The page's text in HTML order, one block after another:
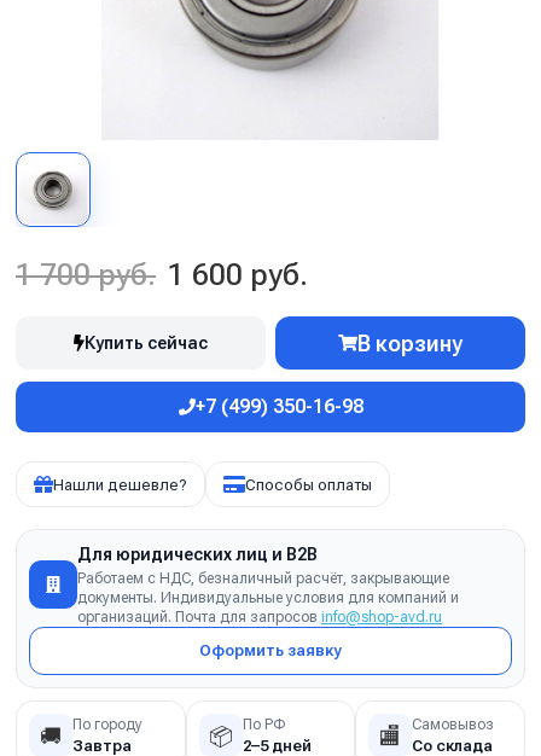
1 700 руб. 1 600 руб.
Купить сейчас В корзину
+7 (499) 350-16-98
Нашли дешевле? Способы оплаты
Для юридических лиц и B2B
Работаем с НДС, безналичный расчёт, закрывающие
документы. Индивидуальные условия для компаний и
организаций. Почта для запросов info@shop-avd.ru
Оформить заявку
🚚 По городу
Завтра 📦 По РФ
2–5 дней 🏬 Самовывоз
Со склада